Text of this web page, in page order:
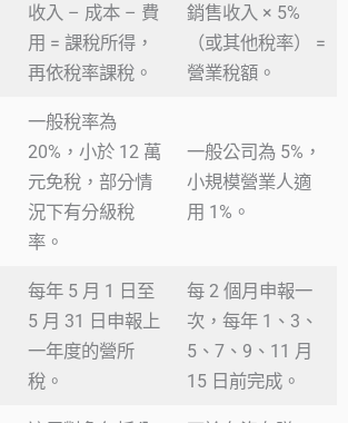
收入 – 成本 – 費
用 = 課稅所得，
再依稅率課稅。
銷售收入 × 5%
（或其他稅率） =
營業稅額。
一般稅率為
20%，小於 12 萬
元免稅，部分情
況下有分級稅
率。
一般公司為 5%，
小規模營業人適
用 1%。
每年 5 月 1 日至
5 月 31 日申報上
一年度的營所
稅。
每 2 個月申報一
次，每年 1、3、
5、7、9、11 月
15 日前完成。